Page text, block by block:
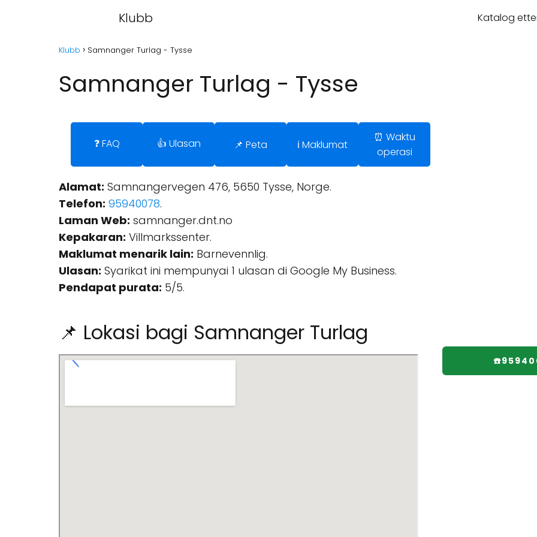
Klubb Katalog
Klubb Samnanger Turlag - Tysse
Samnanger Turlag - Tysse
❓ FAQ 👍 Ulasan 📌 Peta ℹ️ Maklumat
⏰ Waktu
operasi
Alamat: Samnangervegen 476, 5650 Tysse, Norge.
Telefon: 95940078.
Laman Web: samnanger.dnt.no
Kepakaran: Villmarkssenter.
Maklumat menarik lain: Barnevennlig.
Ulasan: Syarikat ini mempunyai 1 ulasan di Google My Business.
Pendapat purata: 5/5.
📌 Lokasi bagi Samnanger Turlag